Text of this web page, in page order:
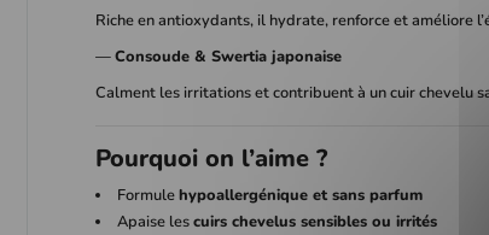
Riche en antioxydants, il hydrate, renforce et améliore
—Consoude & Swertia japonaise
Calment les irritations et contribuent à un cuir chevelu
Pourquoi on l’aime ?
Formulehypoallergénique et sans parfum
Apaise lescuirs chevelus sensibles ou irrités